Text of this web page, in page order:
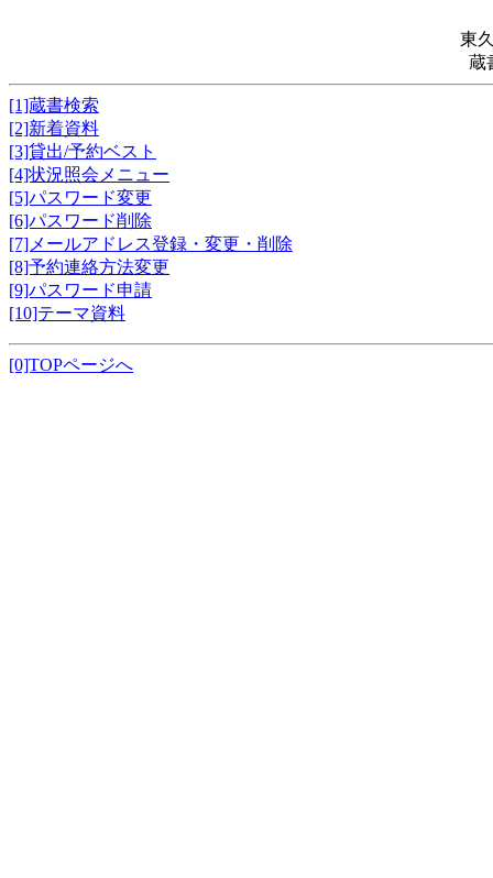
東
蔵
[1]蔵書検索
[2]新着資料
[3]貸出/予約ベスト
[4]状況照会メニュー
[5]パスワード変更
[6]パスワード削除
[7]メールアドレス登録・変更・削除
[8]予約連絡方法変更
[9]パスワード申請
[10]テーマ資料
[0]TOPページへ